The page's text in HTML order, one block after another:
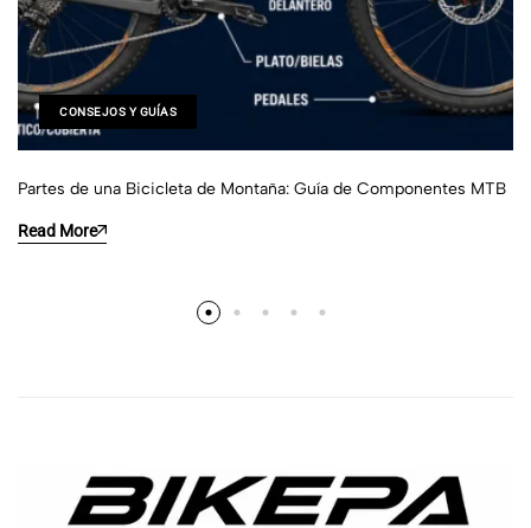
CONSEJOS Y GUÍAS
Partes de una Bicicleta de Montaña: Guía de Componentes MTB
Read More